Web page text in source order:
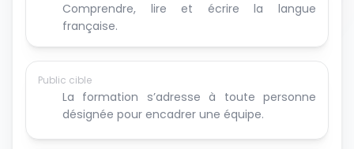
Comprendre, lire et écrire la langue
française.
Public cible
La formation s’adresse à toute personne
désignée pour encadrer une équipe.